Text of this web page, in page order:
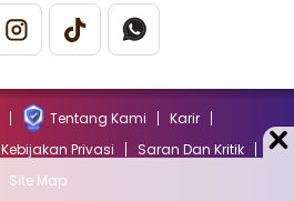
Tentang Kami
Karir
Kebijakan Privasi
Saran Dan Kritik
Site Map